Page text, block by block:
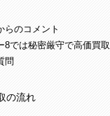
らのコメント
8では秘密厳守で高価買取
問
の流れ